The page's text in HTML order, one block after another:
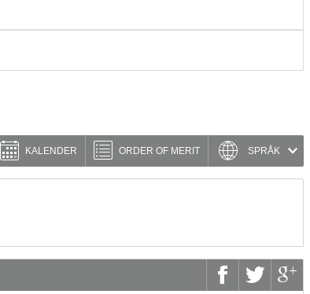
KALENDER ORDER OF MERIT SPRÅK